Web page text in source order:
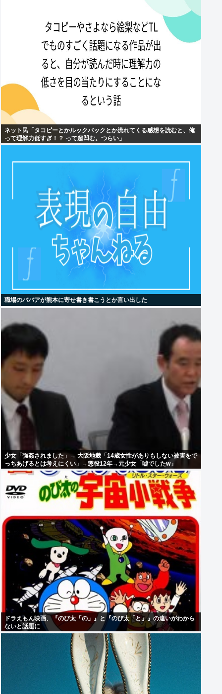
ネット民「タコピーとかルックバックとか流れてくる感想を読むと、俺
って理解力低すぎ！？ って超凹む。つらい」
職場のババアが熊本に寄せ書き書こうとか言い出した
少女「強姦されました」→ 大阪地裁「14歳女性がありもしない被害をで
っちあげるとは考えにくい」→懲役12年→元少女「嘘でしたw」
ドラえもん映画、『のび太「の」』と『のび太「と」』の違いがわから
ないと話題に